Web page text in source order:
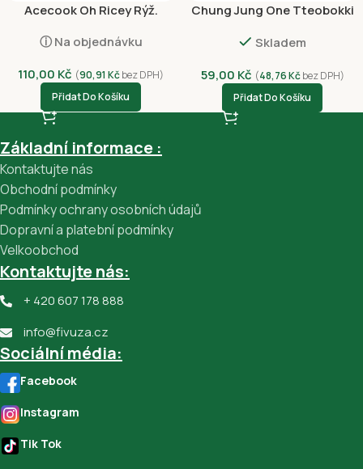
Acecook Oh Ricey Rýž.
ⓘ Na objednávku
110,00 Kč (90,91 Kčbez DPH)
Přidat Do Košíku
Chung Jung One Tteobokki
Skladem
59,00 Kč (48,76Kčbez DPH)
Přidat Do Košíku
Základní informace :
Kontaktujte nás
Obchodní podmínky
Podmínky ochrany osobních údajů
Dopravní a platební podmínky
Velkoobchod
Kontaktujte nás:
+ 420 607 178 888
info@fivuza.cz
Sociální média:
Facebook
Instagram
Tik Tok